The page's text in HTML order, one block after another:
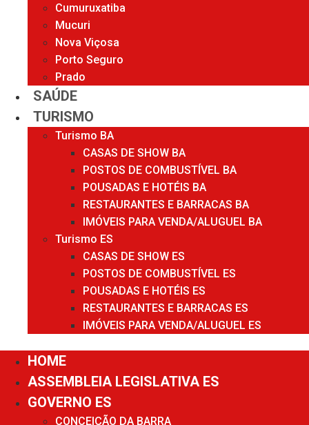
Cumuruxatiba
Mucuri
Nova Viçosa
Porto Seguro
Prado
SAÚDE
TURISMO
Turismo BA
CASAS DE SHOW BA
POSTOS DE COMBUSTÍVEL BA
POUSADAS E HOTÉIS BA
RESTAURANTES E BARRACAS BA
IMÓVEIS PARA VENDA/ALUGUEL BA
Turismo ES
CASAS DE SHOW ES
POSTOS DE COMBUSTÍVEL ES
POUSADAS E HOTÉIS ES
RESTAURANTES E BARRACAS ES
IMÓVEIS PARA VENDA/ALUGUEL ES
HOME
ASSEMBLEIA LEGISLATIVA ES
GOVERNO ES
CONCEIÇÃO DA BARRA